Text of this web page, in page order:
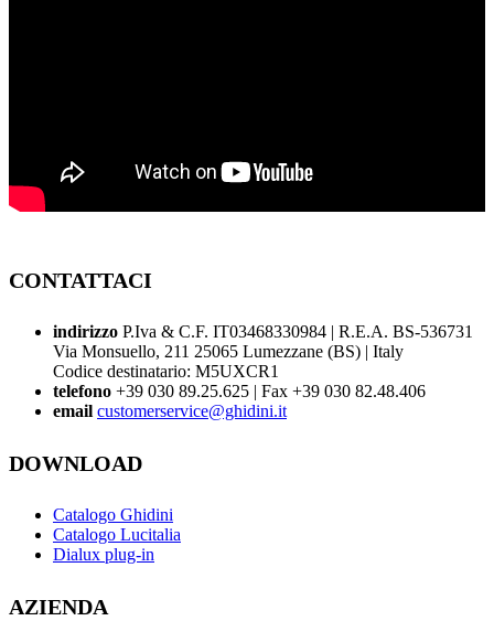
CONTATTACI
indirizzo P.Iva & C.F. IT03468330984 | R.E.A. BS-536731
Via Monsuello, 211 25065 Lumezzane (BS) | Italy
Codice destinatario: M5UXCR1
telefono +39 030 89.25.625 | Fax +39 030 82.48.406
email customerservice@ghidini.it
DOWNLOAD
Catalogo Ghidini
Catalogo Lucitalia
Dialux plug-in
AZIENDA